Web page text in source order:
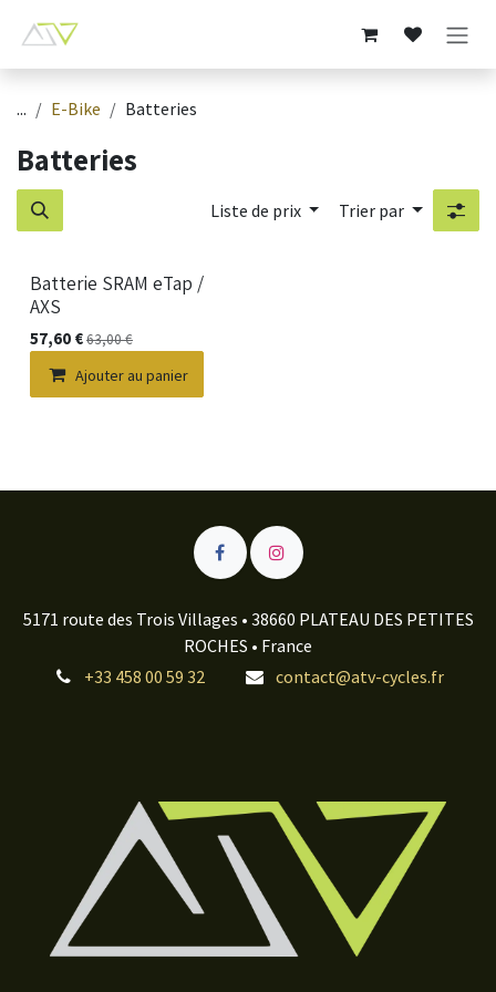
... E-Bike Batteries
Batteries
Liste de prix Trier par
Batterie SRAM eTap /
AXS
57,60 €63,00€
Ajouter au panier
5171 route des Trois Villages • 38660 PLATEAU DES PETITES
ROCHES • France
+33 458 00 59 32
contact@atv-cycles.fr